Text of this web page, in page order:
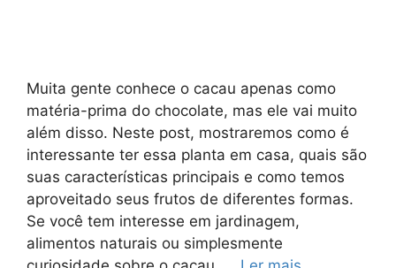
Muita gente conhece o cacau apenas como
matéria-prima do chocolate, mas ele vai muito
além disso. Neste post, mostraremos como é
interessante ter essa planta em casa, quais são
suas características principais e como temos
aproveitado seus frutos de diferentes formas.
Se você tem interesse em jardinagem,
alimentos naturais ou simplesmente